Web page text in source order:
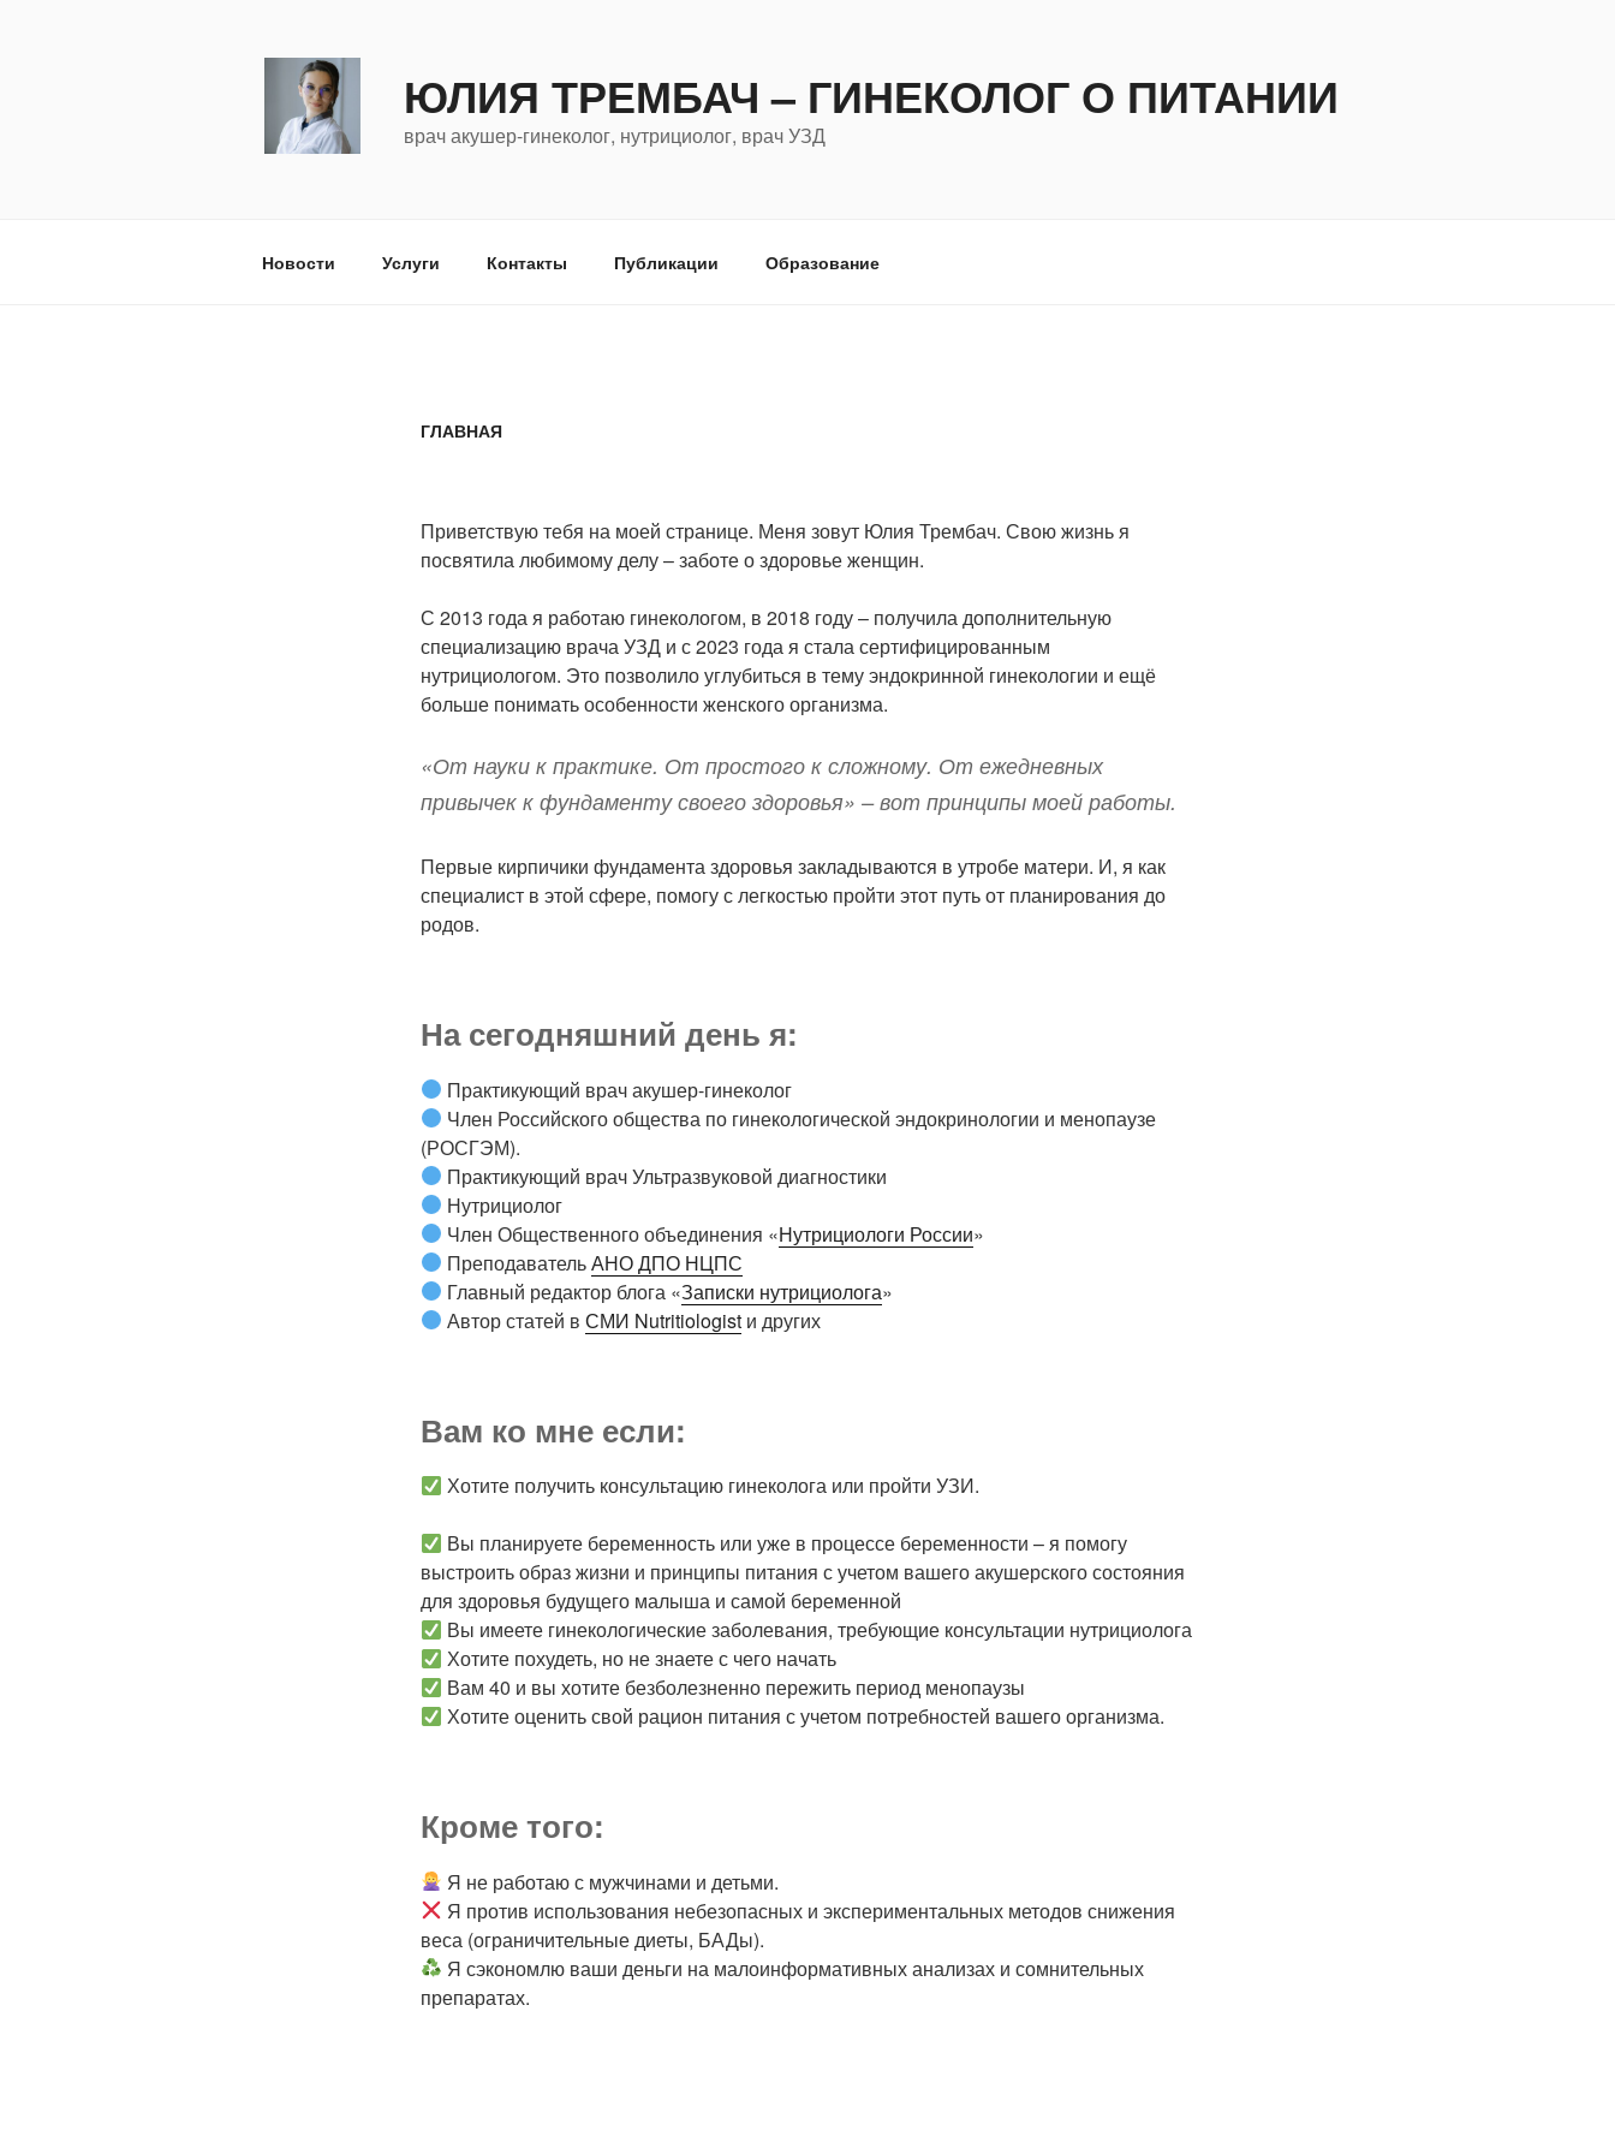
ЮЛИЯ ТРЕМБАЧ – ГИНЕКОЛОГ О ПИТАНИИ
врач акушер-гинеколог, нутрициолог, врач УЗД
Новости Услуги Контакты Публикации Образование
ГЛАВНАЯ
Приветствую тебя на моей странице. Меня зовут Юлия Трембач. Свою жизнь я
посвятила любимому делу – заботе о здоровье женщин.
С 2013 года я работаю гинекологом, в 2018 году – получила дополнительную
специализацию врача УЗД и с 2023 года я стала сертифицированным
нутрициологом. Это позволило углубиться в тему эндокринной гинекологии и ещё
больше понимать особенности женского организма.
«От науки к практике. От простого к сложному. От ежедневных
привычек к фундаменту своего здоровья» – вот принципы моей работы.
Первые кирпичики фундамента здоровья закладываются в утробе матери. И, я как
специалист в этой сфере, помогу с легкостью пройти этот путь от планирования до
родов.
На сегодняшний день я:
Практикующий врач акушер-гинеколог
Член Российского общества по гинекологической эндокринологии и менопаузе
(РОСГЭМ).
Практикующий врач Ультразвуковой диагностики
Нутрициолог
Член Общественного объединения «Нутрициологи России»
ПреподавательАНО ДПО НЦПС
Главный редактор блога «Записки нутрициолога»
Автор статей вСМИ Nutritiologist и других
Вам ко мне если:
Хотите получить консультацию гинеколога или пройти УЗИ.
Вы планируете беременность или уже в процессе беременности – я помогу
выстроить образ жизни и принципы питания с учетом вашего акушерского состояния
для здоровья будущего малыша и самой беременной
Вы имеете гинекологические заболевания, требующие консультации нутрициолога
Хотите похудеть, но не знаете с чего начать
Вам 40 и вы хотите безболезненно пережить период менопаузы
Хотите оценить свой рацион питания с учетом потребностей вашего организма.
Кроме того:
Я не работаю с мужчинами и детьми.
Я против использования небезопасных и экспериментальных методов снижения
веса (ограничительные диеты, БАДы).
Я сэкономлю ваши деньги на малоинформативных анализах и сомнительных
препаратах.